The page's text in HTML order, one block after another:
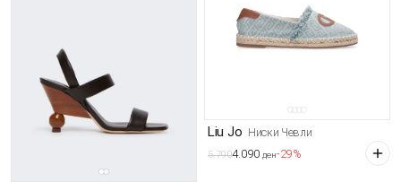
Liu Jo Ниски Чевли
5.7904.090 ден-29%